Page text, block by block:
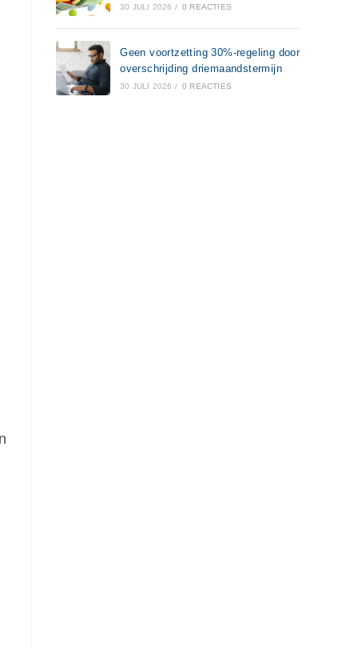
30 JULI 2026 / 0 REACTIES
Geen voortzetting 30%-regeling door
overschrijding driemaandstermijn
30 JULI 2026 / 0 REACTIES